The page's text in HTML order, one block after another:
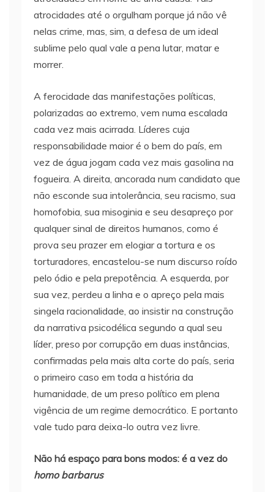
atrocidades até o orgulham porque já não vê
nelas crime, mas, sim, a defesa de um ideal
sublime pelo qual vale a pena lutar, matar e
morrer.
A ferocidade das manifestações políticas,
polarizadas ao extremo, vem numa escalada
cada vez mais acirrada. Líderes cuja
responsabilidade maior é o bem do país, em
vez de água jogam cada vez mais gasolina na
fogueira. A direita, ancorada num candidato que
não esconde sua intolerância, seu racismo, sua
homofobia, sua misoginia e seu desapreço por
qualquer sinal de direitos humanos, como é
prova seu prazer em elogiar a tortura e os
torturadores, encastelou-se num discurso roído
pelo ódio e pela prepotência. A esquerda, por
sua vez, perdeu a linha e o apreço pela mais
singela racionalidade, ao insistir na construção
da narrativa psicodélica segundo a qual seu
líder, preso por corrupção em duas instâncias,
confirmadas pela mais alta corte do país, seria
o primeiro caso em toda a história da
humanidade, de um preso político em plena
vigência de um regime democrático. E portanto
vale tudo para deixa-lo outra vez livre.
Não há espaço para bons modos: é a vez do
homo barbarus